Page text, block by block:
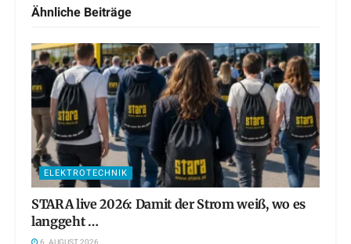
Ähnliche Beiträge
ELEKTROTECHNIK
STARA live 2026: Damit der Strom weiß, wo es
langgeht …